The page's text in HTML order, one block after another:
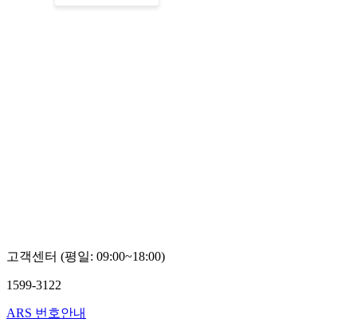
고객센터 (평일: 09:00~18:00)
1599-3122
ARS 번호안내